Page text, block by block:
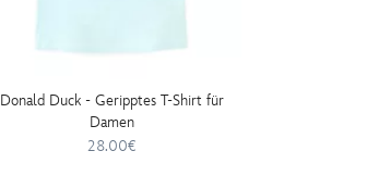
Donald Duck - Geripptes T-Shirt für
Damen
28.00€